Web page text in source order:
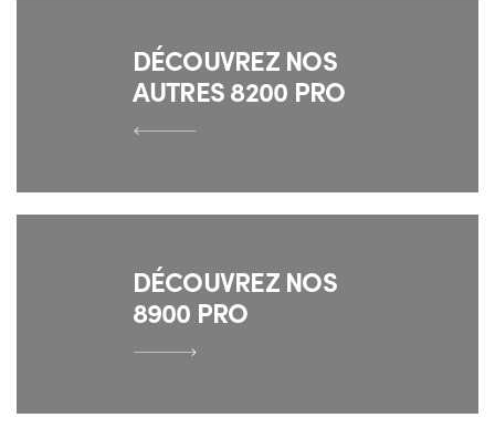
DÉCOUVREZ NOS
AUTRES 8200 PRO
DÉCOUVREZ NOS
8900 PRO